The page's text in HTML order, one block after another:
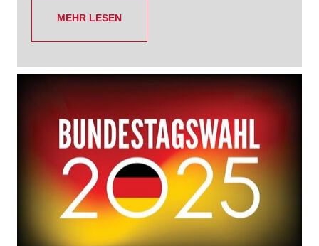
MEHR LESEN